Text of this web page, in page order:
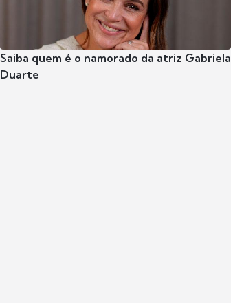
Saiba quem é o namorado da atriz Gabriela
Duarte